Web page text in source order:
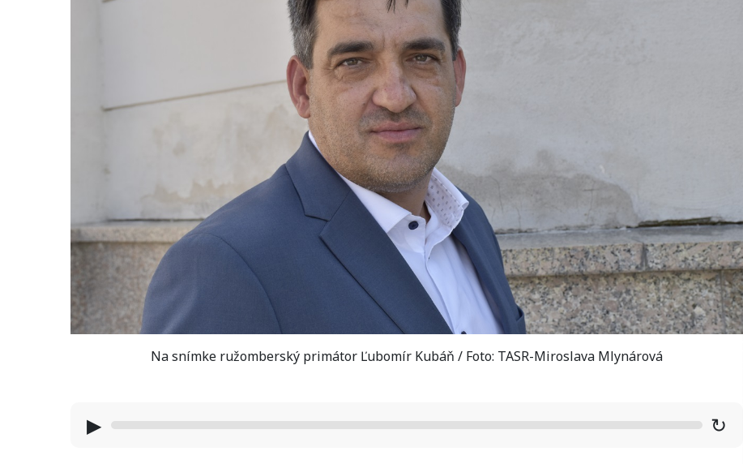
Na snímke ružomberský primátor Ľubomír Kubáň / Foto: TASR-Miroslava Mlynárová
▶ ↻